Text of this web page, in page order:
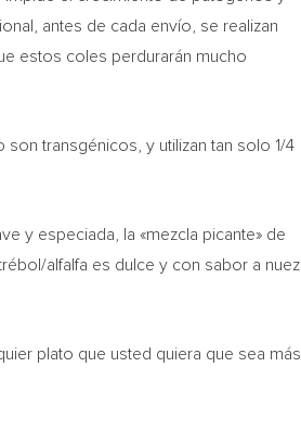
antes de cada envío, se realizan
estos coles perdurarán mucho
transgénicos, y utilizan tan solo 1/4
y especiada, la «mezcla picante» de
alfalfa es dulce y con sabor a nuez
plato que usted quiera que sea más